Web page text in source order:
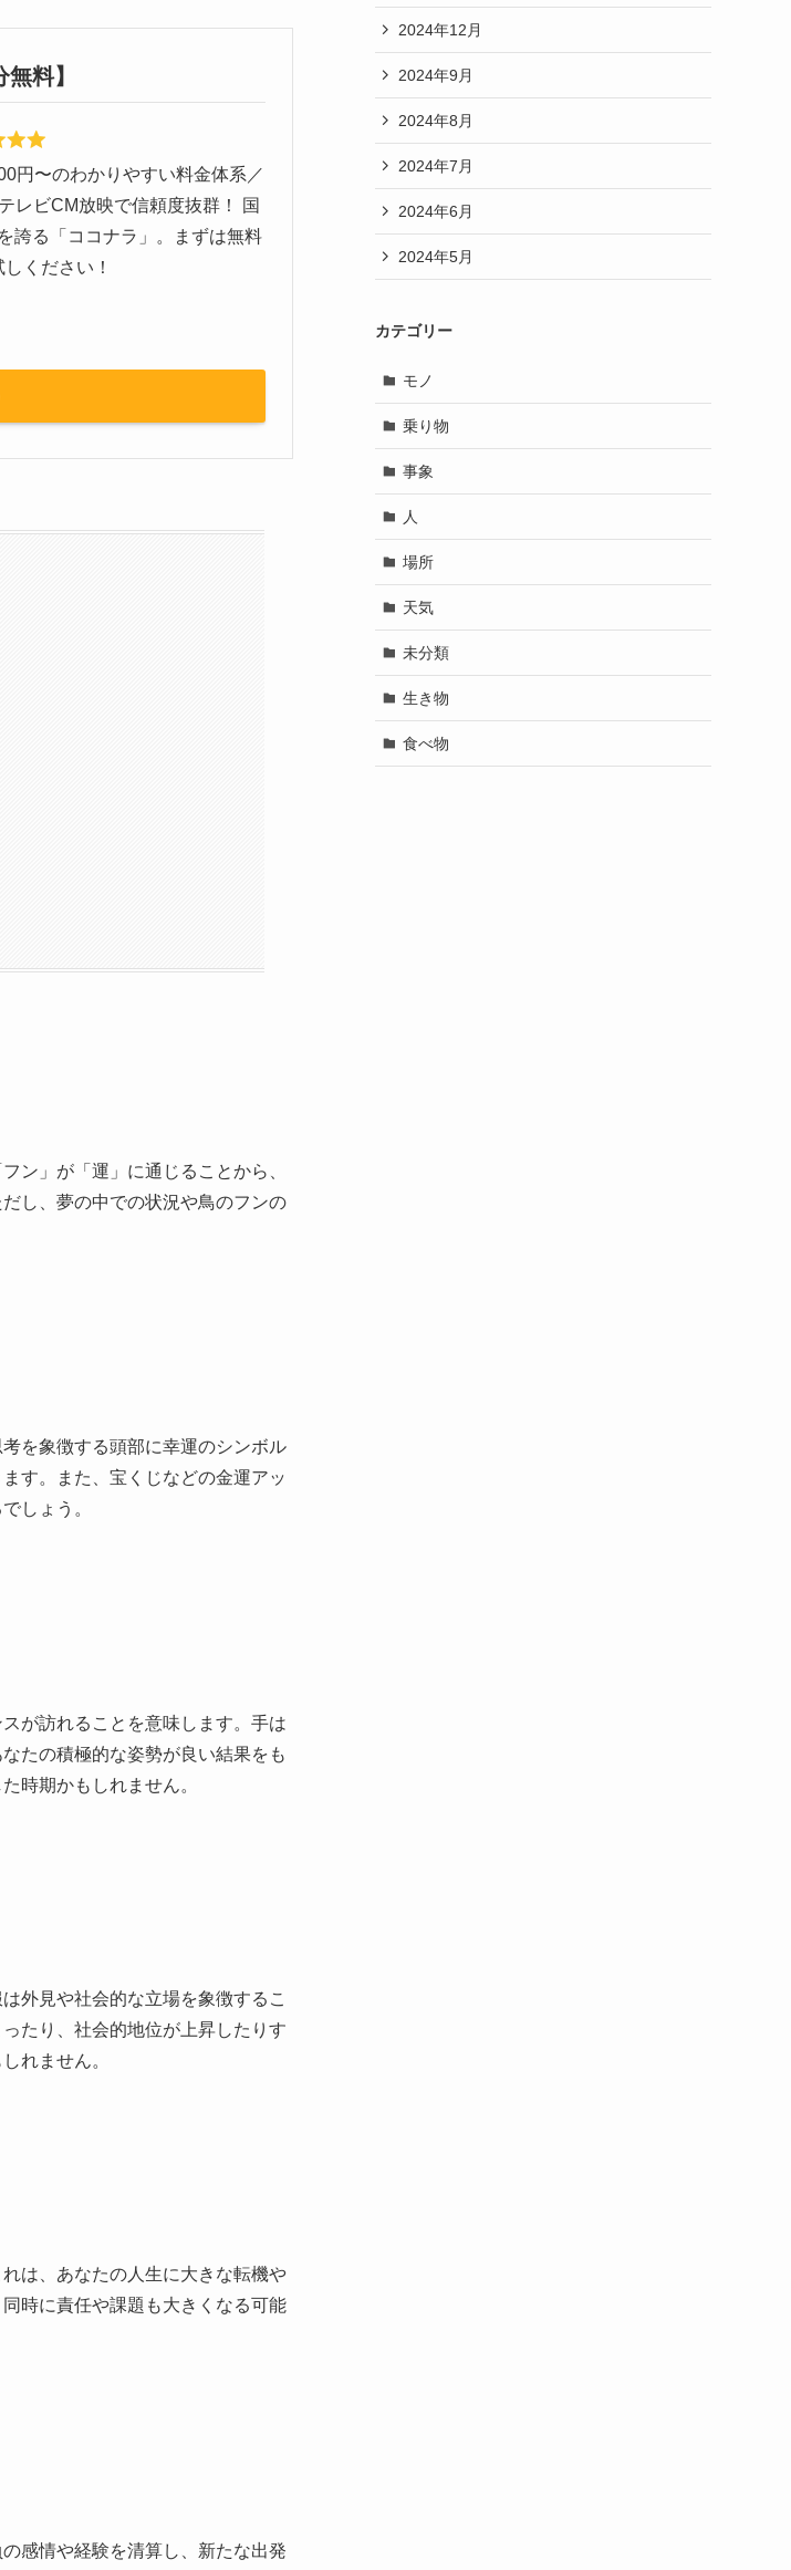
料】
円〜のわかりやすい料金体系／
レビCM放映で信頼度抜群！ 国
誇る「ココナラ」。まずは無料
ください！
ン」が「運」に通じることから、
し、夢の中での状況や鳥のフンの
を象徴する頭部に幸運のシンボル
す。また、宝くじなどの金運アッ
しょう。
が訪れることを意味します。手は
たの積極的な姿勢が良い結果をも
時期かもしれません。
外見や社会的な立場を象徴するこ
たり、社会的地位が上昇したりす
れません。
は、あなたの人生に大きな転機や
時に責任や課題も大きくなる可能
感情や経験を清算し、新たな出発
2024年12月
2024年9月
2024年8月
2024年7月
2024年6月
2024年5月
カテゴリー
モノ
乗り物
事象
人
場所
天気
未分類
生き物
食べ物